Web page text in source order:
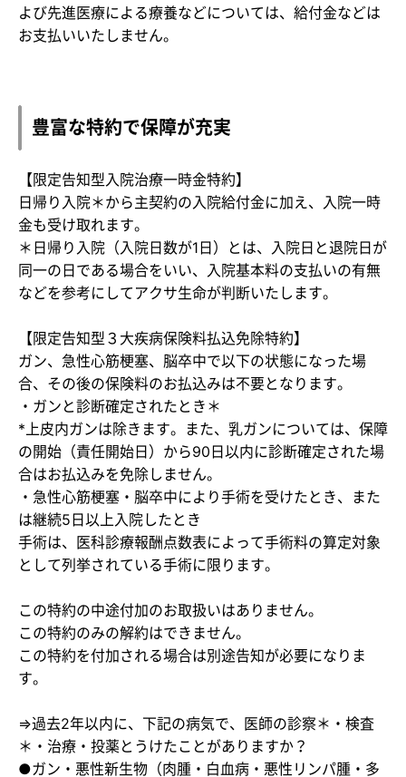
よび先進医療による療養などについては、給付金などは
お支払いいたしません。
豊富な特約で保障が充実
【限定告知型入院治療一時金特約】
​日帰り入院＊から​主契約の入院給付金に加え、​入院一時
金​も受け取れます。
＊日帰り入院（入院日数が1日）とは、入院日と退院日が
同一の日である場合をいい、入院基本料の支払いの有無
などを参考にしてアクサ生命が判断いたします。
【限定告知型３大疾病保険料払込免除特約】
ガン、急性心筋梗塞、脳卒中で以下の状態になった場
合、その後の保険料のお払込みは不要となります。
・​ガンと診断確定されたとき＊
*上皮内ガンは除きます。また、乳ガンについては、保障
の開始（責任開始日）から90日以内に診断確定された場
合はお払込みを免除しません。
​・急性心筋梗塞・脳卒中により手術を受けたとき、また
は継続5日以上入院したとき
手術は、医科診療報酬点数表によって手術料の算定対象
として列挙されている手術に限ります。
​この特約の中途付加のお取扱いはありません。
​この特約のみの解約はできません。
この特約を付加される場合は別途告知が必要になりま
す。
⇒過去2年以内に、下記の病気で、医師の診察＊・検査
＊・治療・投薬とうけたことがありますか？
●ガン・悪性新生物（肉腫・白血病・悪性リンパ腫・多